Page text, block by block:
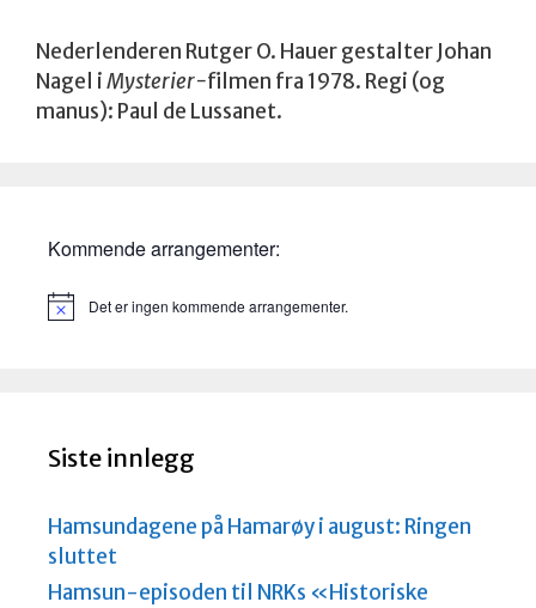
Nederlenderen Rutger O. Hauer gestalter Johan
Nagel iMysterier-filmen fra 1978. Regi (og
manus): Paul de Lussanet.
Kommende arrangementer:
M
Det er ingen kommende arrangementer.
Siste innlegg
Hamsundagene på Hamarøy i august: Ringen
sluttet
Hamsun-episoden til NRKs «Historiske